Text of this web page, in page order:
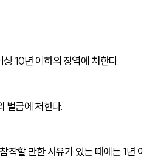
10년 이하의 징역에 처한다.
벌금에 처한다.
작할 만한 사유가 있는 때에는 1년